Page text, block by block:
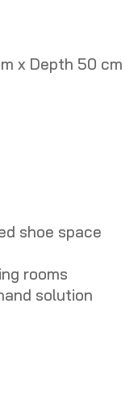
x Depth 50 cm
shoe space
rooms
solution